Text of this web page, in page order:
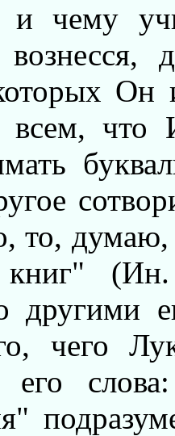
и чему
Он
всем, что
то,
книг"
другими
чего